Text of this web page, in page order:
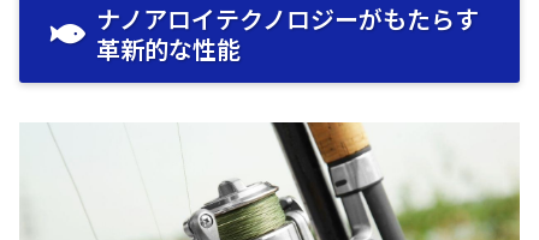
ナノアロイテクノロジーがもたらす
革新的な性能